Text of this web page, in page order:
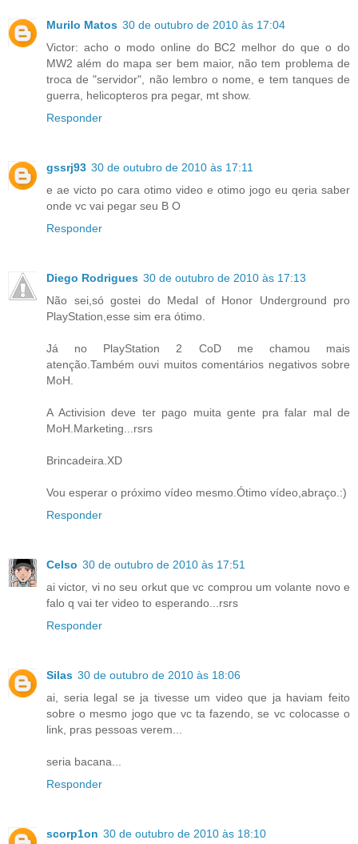
Murilo Matos 30 de outubro de 2010 às 17:04
Victor: acho o modo online do BC2 melhor do que o do
MW2 além do mapa ser bem maior, não tem problema de
troca de "servidor", não lembro o nome, e tem tanques de
guerra, helicopteros pra pegar, mt show.
Responder
gssrj93 30 de outubro de 2010 às 17:11
e ae victo po cara otimo video e otimo jogo eu qeria saber
onde vc vai pegar seu B O
Responder
Diego Rodrigues 30 de outubro de 2010 às 17:13
Não sei,só gostei do Medal of Honor Underground pro
PlayStation,esse sim era ótimo.
Já no PlayStation 2 CoD me chamou mais
atenção.Também ouvi muitos comentários negativos sobre
MoH.
A Activision deve ter pago muita gente pra falar mal de
MoH.Marketing...rsrs
Brincadeira.XD
Vou esperar o próximo vídeo mesmo.Ótimo vídeo,abraço.:)
Responder
Celso 30 de outubro de 2010 às 17:51
ai victor, vi no seu orkut que vc comprou um volante novo e
falo q vai ter video to esperando...rsrs
Responder
Silas 30 de outubro de 2010 às 18:06
ai, seria legal se ja tivesse um video que ja haviam feito
sobre o mesmo jogo que vc ta fazendo, se vc colocasse o
link, pras pessoas verem...
seria bacana...
Responder
scorp1on 30 de outubro de 2010 às 18:10